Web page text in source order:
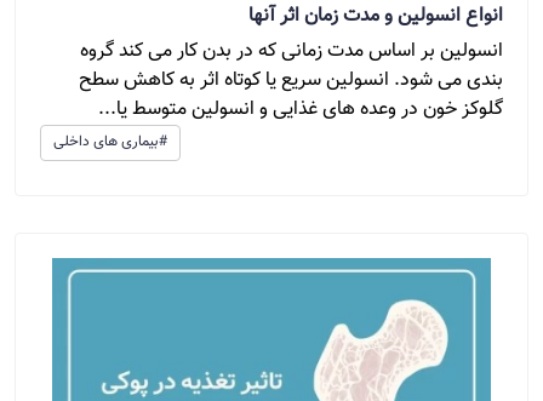
انواع انسولین و مدت زمان اثر آنها
انسولین بر اساس مدت زمانی که در بدن کار می کند گروه
بندی می شود. انسولین سریع یا کوتاه اثر به کاهش سطح
گلوکز خون در وعده های غذایی و انسولین متوسط یا...
#بیماری های داخلی